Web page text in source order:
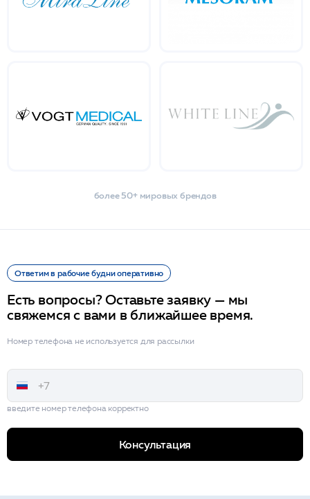
более 50+ мировых брендов
Ответим в рабочие будни оперативно
Есть вопросы? Оставьте заявку — мы
свяжемся с вами в ближайшее время.
Номер телефона не используется для рассылки
введите номер телефона корректно
Консультация